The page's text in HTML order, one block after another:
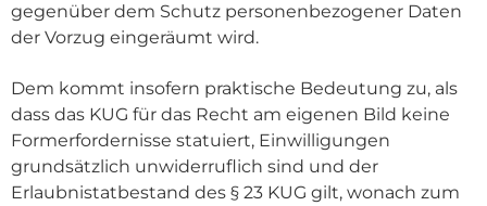
gegenüber dem Schutz personenbezogener Daten
der Vorzug eingeräumt wird.
Dem kommt insofern praktische Bedeutung zu, als
dass das KUG für das Recht am eigenen Bild keine
Formerfordernisse statuiert, Einwilligungen
grundsätzlich unwiderruflich sind und der
Erlaubnistatbestand des § 23 KUG gilt, wonach zum